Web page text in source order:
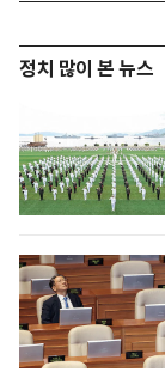
정치 많이 본 뉴스